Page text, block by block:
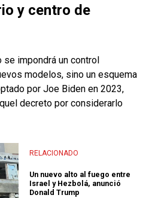
y centro de
se impondrá un control
modelos, sino un esquema
por Joe Biden en 2023,
decreto por considerarlo
RELACIONADO
Un nuevo alto al fuego entre
Israel y Hezbolá, anunció
Donald Trump